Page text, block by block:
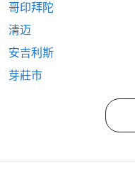
哥印拜陀
清迈
安吉利斯
芽莊市